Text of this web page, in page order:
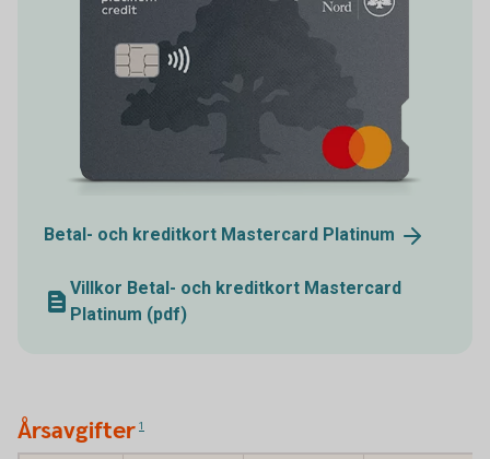
Betal- och kreditkort Mastercard Platinum
Villkor Betal- och kreditkort Mastercard
Platinum (pdf)
Årsavgifter 1